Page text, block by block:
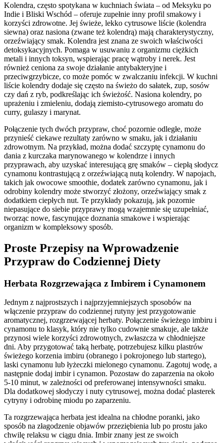
Kolendra, często spotykana w kuchniach świata – od Meksyku po
Indie i Bliski Wschód – oferuje zupełnie inny profil smakowy i
korzyści zdrowotne. Jej świeże, lekko cytrusowe liście (kolendra
siewna) oraz nasiona (zwane też kolendrą) mają charakterystyczny,
orzeźwiający smak. Kolendra jest znana ze swoich właściwości
detoksykacyjnych. Pomaga w usuwaniu z organizmu ciężkich
metali i innych toksyn, wspierając pracę wątroby i nerek. Jest
również ceniona za swoje działanie antybakteryjne i
przeciwgrzybicze, co może pomóc w zwalczaniu infekcji. W kuchni
liście kolendry dodaje się często na świeżo do sałatek, zup, sosów
czy dań z ryb, podkreślając ich świeżość. Nasiona kolendry, po
uprażeniu i zmieleniu, dodają ziemisto-cytrusowego aromatu do
curry, gulaszy i marynat.
Połączenie tych dwóch przypraw, choć pozornie odległe, może
przynieść ciekawe rezultaty zarówno w smaku, jak i działaniu
zdrowotnym. Na przykład, można dodać szczyptę cynamonu do
dania z kurczaka marynowanego w kolendrze i innych
przyprawach, aby uzyskać interesującą grę smaków – ciepłą słodycz
cynamonu kontrastującą z orzeźwiającą nutą kolendry. W napojach,
takich jak owocowe smoothie, dodatek zarówno cynamonu, jak i
odrobiny kolendry może stworzyć złożony, orzeźwiający smak z
dodatkiem ciepłych nut. Te przykłady pokazują, jak pozornie
niepasujące do siebie przyprawy mogą wzajemnie się uzupełniać,
tworząc nowe, fascynujące doznania smakowe i wspierając
organizm w kompleksowy sposób.
Proste Przepisy na Wprowadzenie
Przypraw do Codziennej Diety
Herbata Rozgrzewająca z Imbirem i Cynamonem
Jednym z najprostszych i najprzyjemniejszych sposobów na
włączenie przypraw do codziennej rutyny jest przygotowanie
aromatycznej, rozgrzewającej herbaty. Połączenie świeżego imbiru i
cynamonu to klasyk, który nie tylko cudownie smakuje, ale także
przynosi wiele korzyści zdrowotnych, zwłaszcza w chłodniejsze
dni. Aby przygotować taką herbatę, potrzebujesz kilku plastrów
świeżego korzenia imbiru (obranego i pokrojonego lub startego),
laski cynamonu lub łyżeczki mielonego cynamonu. Zagotuj wodę, a
następnie dodaj imbir i cynamon. Pozostaw do zaparzenia na około
5-10 minut, w zależności od preferowanej intensywności smaku.
Dla dodatkowej słodyczy i nuty cytrusowej, można dodać plasterek
cytryny i odrobinę miodu po zaparzeniu.
Ta rozgrzewająca herbata jest idealna na chłodne poranki, jako
sposób na złagodzenie objawów przeziębienia lub po prostu jako
chwilę relaksu w ciągu dnia. Imbir znany jest ze swoich